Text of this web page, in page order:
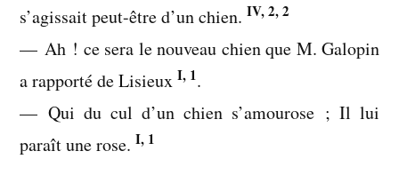
s’agissait peut-être d’un chien. IV, 2, 2
— Ah ! ce sera le nouveau chien que M. Galopin
a rapporté de Lisieux I, 1.
— Qui du cul d’un chien s’amourose ; Il lui
paraît une rose. I, 1